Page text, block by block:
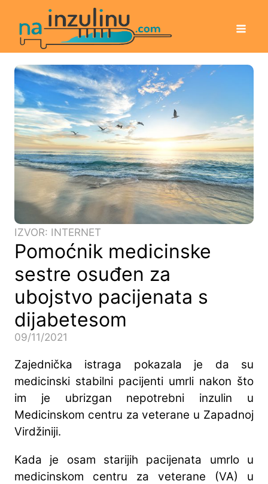
IZVOR: INTERNET
Pomoćnik medicinske
sestre osuđen za
ubojstvo pacijenata s
dijabetesom
09/11/2021
Zajednička istraga pokazala je da su
medicinski stabilni pacijenti umrli nakon što
im je ubrizgan nepotrebni inzulin u
Medicinskom centru za veterane u Zapadnoj
Virdžiniji.
Kada je osam starijih pacijenata umrlo u
medicinskom centru za veterane (VA) u